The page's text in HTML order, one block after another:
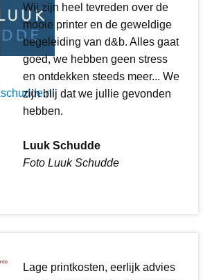
Wij zijn heel tevreden over de
mooie printer en de geweldige
begeleiding van d&b. Alles gaat
goed, we hebben geen stress
en ontdekken steeds meer... We
zijn blij dat we jullie gevonden
hebben.
Luuk Schudde
Foto Luuk Schudde
Lage printkosten, eerlijk advies